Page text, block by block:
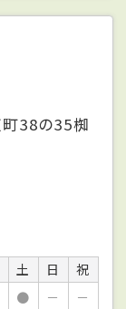
38の35椥
土 日
祝
● －
－